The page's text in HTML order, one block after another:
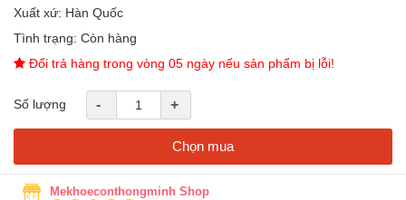
Bé
mà
học
cho
bố
Xuất xứ: Hàn Quốc
Tình trạng: Còn hàng
Đổi trả hàng trong vòng 05 ngày nếu sản phẩm bị lỗi!
Số lượng - +
Chọn mua
Mekhoeconthongminh Shop